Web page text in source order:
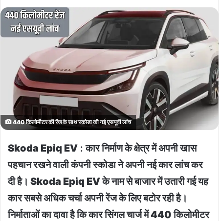
440 किलोमीटर की रेंज के साथ स्कोडा की नई एसयूवी लांच
Skoda Epiq EV :कार निर्माण के क्षेत्र में अपनी खास
पहचान रखने वाली कंपनी स्कोडा ने अपनी नई कार लांच कर
दी है। Skoda Epiq EV के नाम से बाजार में उतारी गई यह
कार सबसे अधिक चर्चा अपनी रेंज के लिए बटोर रही है।
निर्माताओं का दावा है कि कार सिंगल चार्ज में 440 किलोमीटर